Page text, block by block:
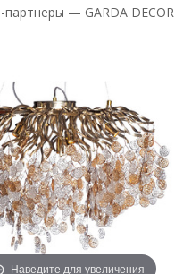
партнеры — GARDA DECOR
Наведите для увеличения